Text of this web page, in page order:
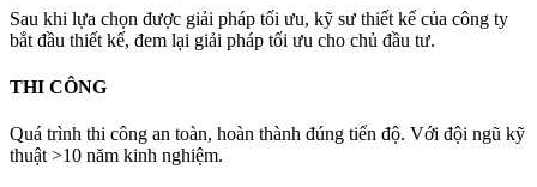
Sau khi lựa chọn được giải pháp tối ưu, kỹ sư thiết kế của công ty
bắt đầu thiết kế, đem lại giải pháp tối ưu cho chủ đầu tư.
THI CÔNG
Quá trình thi công an toàn, hoàn thành đúng tiến độ. Với đội ngũ kỹ
thuật >10 năm kinh nghiệm.